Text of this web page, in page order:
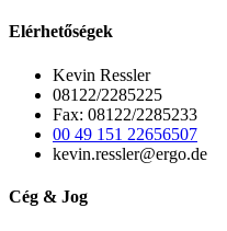
Elérhetőségek
Kevin Ressler
08122/2285225
Fax: 08122/2285233
00 49 151 22656507
kevin.ressler@ergo.de
Cég & Jog